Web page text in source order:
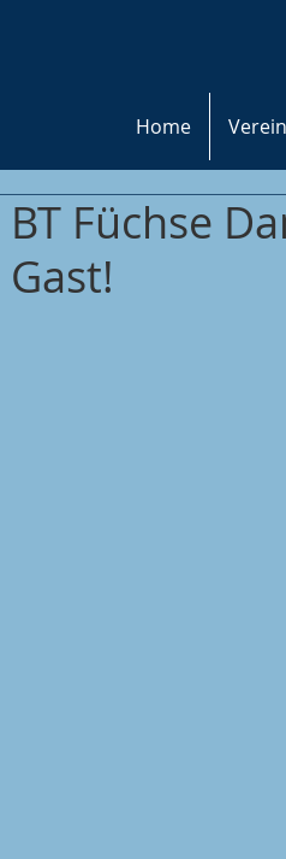
Home Verein
BT Füchse
Gast!